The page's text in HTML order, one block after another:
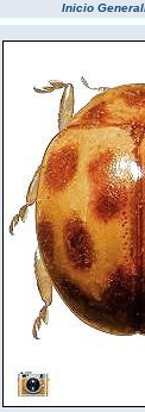
Inicio